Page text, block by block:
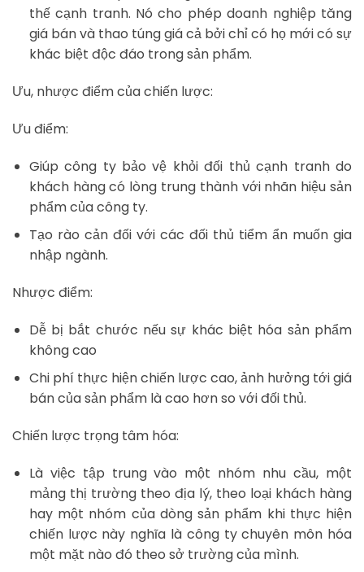
thế cạnh tranh. Nó cho phép doanh nghiệp tăng
giá bán và thao túng giá cả bởi chỉ có họ mới có sự
khác biệt độc đáo trong sản phẩm.
Ưu, nhược điểm của chiến lược:
Ưu điểm:
Giúp công ty bảo vệ khỏi đối thủ cạnh tranh do
khách hàng có lòng trung thành với nhãn hiệu sản
phẩm của công ty.
Tạo rào cản đối với các đối thủ tiểm ẩn muốn gia
nhập ngành.
Nhược điểm:
Dễ bị bắt chước nếu sự khác biệt hóa sản phẩm
không cao
Chi phí thực hiện chiến lược cao, ảnh hưởng tới giá
bán của sản phẩm là cao hơn so với đối thủ.
Chiến lược trọng tâm hóa:
Là việc tập trung vào một nhóm nhu cầu, một
mảng thị trường theo địa lý, theo loại khách hàng
hay một nhóm của dòng sản phẩm khi thực hiện
chiến lược này nghĩa là công ty chuyên môn hóa
một mặt nào đó theo sở trường của mình.